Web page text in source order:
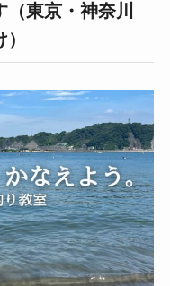
東京・神奈川